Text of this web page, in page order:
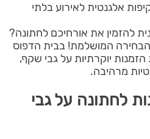
אלגנטית לאירוע בלתי
להזמין את אורחיכם לחתונה?
המושלמת! בבית הדפוס
יוקרתיות על גבי שקף,
מרהיבה.
לחתונה על גבי